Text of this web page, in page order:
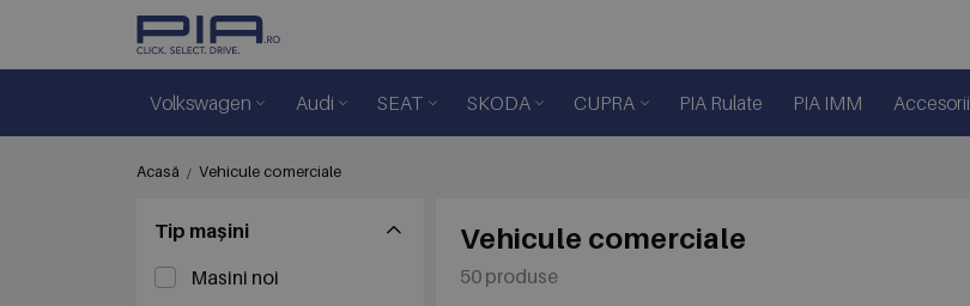
Volkswagen Audi SEAT SKODA CUPRA PIA Rulate PIA IMM Accesorii
Acasă Vehicule comerciale
Tip mașini
Masini noi
Vehicule comerciale
50 produse